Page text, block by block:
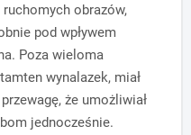
obrazów,
pod wpływem
Poza wieloma
wynalazek, miał
że umożliwiał
jednocześnie.